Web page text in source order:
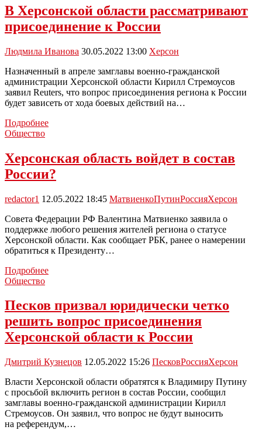
в
состав
уже
в
этом
году
В Херсонской области рассматривают
присоединение к России
Людмила Иванова 30.05.2022 13:00 Херсон
Назначенный в апреле замглавы военно-гражданской
администрации Херсонской области Кирилл Стремоусов
заявил Reuters, что вопрос присоединения региона к России
будет зависеть от хода боевых действий на…
ПодробнееВ
рассматривают
присоединение
к
Общество
Херсонская область войдет в состав
России?
redactor1 12.05.2022 18:45 МатвиенкоПутинРоссияХерсон
Совета Федерации РФ Валентина Матвиенко заявила о
поддержке любого решения жителей региона о статусе
Херсонской области. Как сообщает РБК, ранее о намерении
обратиться к Президенту…
ПодробнееХерсонская
в
состав
России?
Общество
Песков призвал юридически четко
решить вопрос присоединения
Херсонской области к России
Дмитрий Кузнецов 12.05.2022 15:26 ПесковРоссияХерсон
Власти Херсонской области обратятся к Владимиру Путину
с просьбой включить регион в состав России, сообщил
замглавы военно-гражданской администрации Кирилл
Стремоусов. Он заявил, что вопрос не будут выносить
на референдум,…